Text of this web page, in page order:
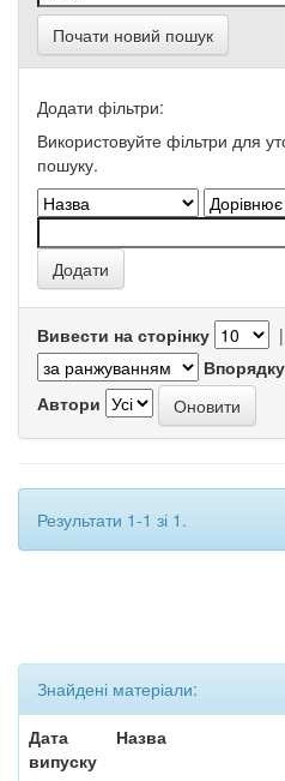
Почати новий пошук
Додати фільтри:
Використовуйте фільтри для
пошуку.
Вивести на сторінку |
Автори
Результати 1-1 зі 1.
Знайдені матеріали:
Дата
випуску
Назва